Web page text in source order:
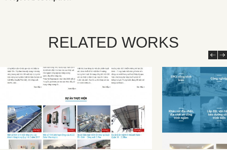
RELATED WORKS